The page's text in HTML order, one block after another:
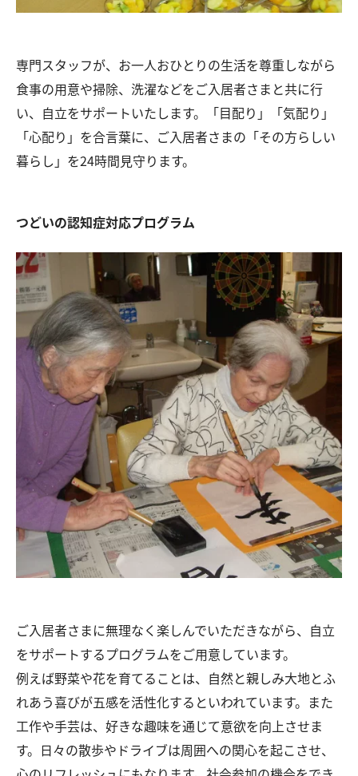
専門スタッフが、お一人おひとりの生活を尊重しながら
食事の用意や掃除、洗濯などをご入居者さまと共に行
い、自立をサポートいたします。「目配り」「気配り」
「心配り」を合言葉に、ご入居者さまの「その方らしい
暮らし」を24時間見守ります。
つどいの認知症対応プログラム
ご入居者さまに無理なく楽しんでいただきながら、自立
をサポートするプログラムをご用意しています。
例えば野菜や花を育てることは、自然と親しみ大地とふ
れあう喜びが五感を活性化するといわれています。また
工作や手芸は、好きな趣味を通じて意欲を向上させま
す。日々の散歩やドライブは周囲への関心を起こさせ、